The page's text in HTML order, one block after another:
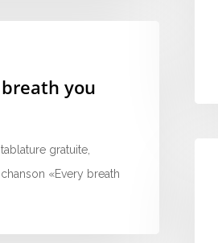
breath you
gratuite,
«Every breath